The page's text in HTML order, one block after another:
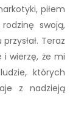
piłem
swoją,
Teraz
wierzę, że mi
których
z nadzieją